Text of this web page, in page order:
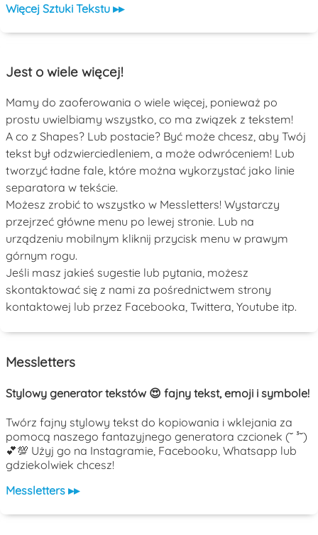
Więcej Sztuki Tekstu ▸▸
Jest o wiele więcej!
Mamy do zaoferowania o wiele więcej, ponieważ po
prostu uwielbiamy wszystko, co ma związek z tekstem!
A co z Shapes? Lub postacie? Być może chcesz, aby Twój
tekst był odzwierciedleniem, a może odwróceniem! Lub
tworzyć ładne fale, które można wykorzystać jako linie
separatora w tekście.
Możesz zrobić to wszystko w Messletters! Wystarczy
przejrzeć główne menu po lewej stronie. Lub na
urządzeniu mobilnym kliknij przycisk menu w prawym
górnym rogu.
Jeśli masz jakieś sugestie lub pytania, możesz
skontaktować się z nami za pośrednictwem strony
kontaktowej lub przez Facebooka, Twittera, Youtube itp.
Messletters
Stylowy generator tekstów 😍 fajny tekst, emoji i symbole!
Twórz fajny stylowy tekst do kopiowania i wklejania za
pomocą naszego fantazyjnego generatora czcionek (˘ ³˘)
💕💯 Użyj go na Instagramie, Facebooku, Whatsapp lub
gdziekolwiek chcesz!
Messletters ▸▸